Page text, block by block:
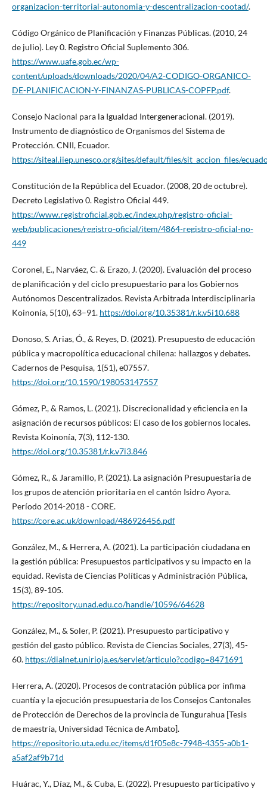
organizacion-territorial-autonomia-y-descentralizacion-cootad/.
Código Orgánico de Planificación y Finanzas Públicas. (2010, 24
de julio). Ley 0. Registro Oficial Suplemento 306.
https://www.uafe.gob.ec/wp-
content/uploads/downloads/2020/04/A2-CODIGO-ORGANICO-
DE-PLANIFICACION-Y-FINANZAS-PUBLICAS-COPFP.pdf.
Consejo Nacional para la Igualdad Intergeneracional. (2019).
Instrumento de diagnóstico de Organismos del Sistema de
Protección. CNII, Ecuador.
https://siteal.iiep.unesco.org/sites/default/files/sit_accion_files/
Constitución de la República del Ecuador. (2008, 20 de octubre).
Decreto Legislativo 0. Registro Oficial 449.
https://www.registroficial.gob.ec/index.php/registro-oficial-
web/publicaciones/registro-oficial/item/4864-registro-oficial-no-
449
Coronel, E., Narváez, C. & Erazo, J. (2020). Evaluación del proceso
de planificación y del ciclo presupuestario para los Gobiernos
Autónomos Descentralizados. Revista Arbitrada Interdisciplinaria
Koinonía, 5(10), 63–91. https://doi.org/10.35381/r.k.v5i10.688
Donoso, S. Arias, Ó., & Reyes, D. (2021). Presupuesto de educación
pública y macropolítica educacional chilena: hallazgos y debates.
Cadernos de Pesquisa, 1(51), e07557.
https://doi.org/10.1590/198053147557
Gómez, P., & Ramos, L. (2021). Discrecionalidad y eficiencia en la
asignación de recursos públicos: El caso de los gobiernos locales.
Revista Koinonía, 7(3), 112-130.
https://doi.org/10.35381/r.k.v7i3.846
Gómez, R., & Jaramillo, P. (2021). La asignación Presupuestaria de
los grupos de atención prioritaria en el cantón Isidro Ayora.
Período 2014-2018 - CORE.
https://core.ac.uk/download/486926456.pdf
González, M., & Herrera, A. (2021). La participación ciudadana en
la gestión pública: Presupuestos participativos y su impacto en la
equidad. Revista de Ciencias Políticas y Administración Pública,
15(3), 89-105.
https://repository.unad.edu.co/handle/10596/64628
González, M., & Soler, P. (2021). Presupuesto participativo y
gestión del gasto público. Revista de Ciencias Sociales, 27(3), 45-
60. https://dialnet.unirioja.es/servlet/articulo?codigo=8471691
Herrera, A. (2020). Procesos de contratación pública por ínfima
cuantía y la ejecución presupuestaria de los Consejos Cantonales
de Protección de Derechos de la provincia de Tungurahua [Tesis
de maestría, Universidad Técnica de Ambato].
https://repositorio.uta.edu.ec/items/d1f05e8c-7948-4355-a0b1-
a5af2af9b71d
Huárac, Y., Díaz, M., & Cuba, E. (2022). Presupuesto participativo y